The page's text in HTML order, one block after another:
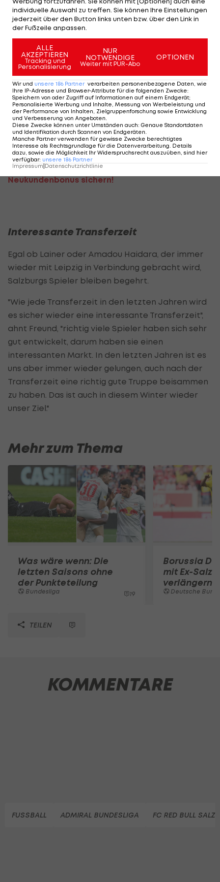
Sommer. Es gab ein überragendes Angebot von
Napoli. Für uns war es nicht der richtige Zeitpunkt,
ihn gehen zu lassen. Das war auch eine
Enttäuschung für ihn. Aber wenn man sieht, wie er
in den letzten Wochen und Monaten für uns
gespielt hat, gebührt Stefan riesiger Respekt,
sowohl als Spieler als auch als Mensch. Ich bin
auch überzeugt, dass er irgendwann den
nächsten Schritt machen wird. Wann das sein
wird, kann ich nicht sagen, aber Stefan hat an die
Performance im Frühjahr angeschlossen."
Tipico Sportwetten – Jetzt 100 €
Neukundenbonus sichern!
Interessante Transferzeit
Egal ob Lainer oder Amadou Haidara, der immer
wieder mit Leipzig in Verbindung gebracht wird,
Salzburgs Spieler bleiben begehrt.
"Wie jede Transferzeit in den letzten Jahren wird
es sicher wieder eine interessante Transferzeit",
ahnt Freund, "richtig viele Spieler haben sich sehr
gut entwickelt, darum haben sie einen
interessanten Markt. In den letzten Jahren ist es
uns aber immer wieder gelungen, auch nach der
Transferzeit eine richtig gute Truppe beisammen
zu haben. Das ist auch in diesem Winter wieder
unser Ziel."
Mehr zum Thema
Was wäre wenn: Die
letzten Saisons ohne
der Punkteteilung
Bundesliga 19
Borussia
mit Ex-
verlängern
Deutsche
TEILEN
KOMMENTARE
FUSSBALL ADMIRAL BUNDESLIGA FC RED BULL
individuelle Auswahl zu treffen. Sie können Ihre Einstellungen
jederzeit über den Button links unten bzw. über den Link in
der Fußzeile anpassen.
ALLE
AKZEPTIEREN
Tracking und
Personalisierung
NUR
NOTWENDIGE
Weiter mit PUR-Abo
OPTIONEN
Wir und unsere 186 Partner verarbeiten personenbezogene Daten, wie
Ihre IP-Adresse und Browser-Attribute für die folgenden Zwecke:
Speichern von oder Zugriff auf Informationen auf einem Endgerät;
Personalisierte Werbung und Inhalte, Messung von Werbeleistung und
der Performance von Inhalten, Zielgruppenforschung sowie Entwicklung
und Verbesserung von Angeboten
Diese Zwecke können unter Umständen auch: Genaue Standortdaten
und Identifikation durch Scannen von Endgeräten
Manche Partner verwenden für gewisse Zwecke berechtigtes
Interesse als Rechtsgrundlage für die Datenverarbeitung. Details
dazu, sowie die Möglichkeit Ihr Widerspruchsrecht auszuüben, sind hier
verfügbar: unsere 186 Partner
Impressum|Datenschutzrichtlinie